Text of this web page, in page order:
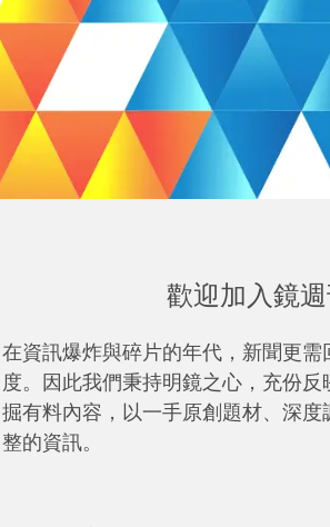
歡迎加入鏡
在資訊爆炸與碎片的年代，新聞更
度。因此我們秉持明鏡之心，充份
掘有料內容，以一手原創題材、深
整的資訊。